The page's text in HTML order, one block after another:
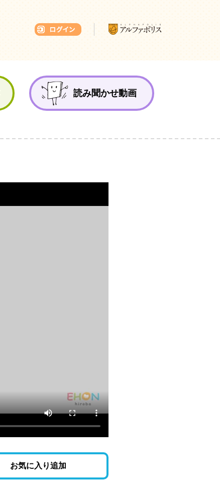
読み聞かせ動画
お気に入り追加